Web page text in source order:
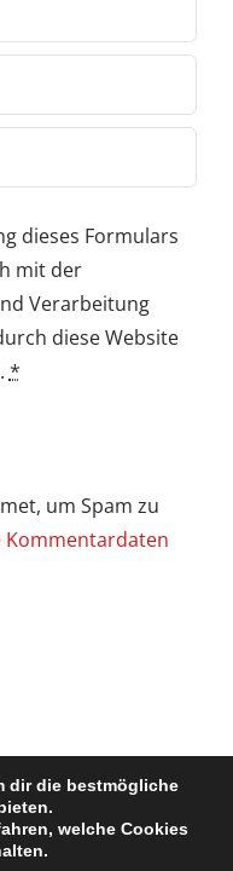
dieses Formulars
mit der
Verarbeitung
diese Website
*
um Spam zu
Kommentardaten
All Rights Reserved
dir die bestmögliche
welche Cookies